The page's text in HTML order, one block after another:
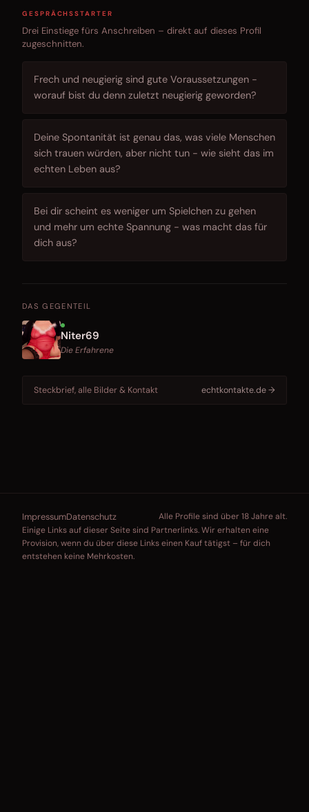
GESPRÄCHSSTARTER
Drei Einstiege fürs Anschreiben – direkt auf dieses Profil
zugeschnitten.
Frech und neugierig sind gute Voraussetzungen -
worauf bist du denn zuletzt neugierig geworden?
Deine Spontanität ist genau das, was viele Menschen
sich trauen würden, aber nicht tun - wie sieht das im
echten Leben aus?
Bei dir scheint es weniger um Spielchen zu gehen
und mehr um echte Spannung - was macht das für
dich aus?
DAS GEGENTEIL
Niter69
Die Erfahrene
Steckbrief, alle Bilder & Kontakt echtkontakte.de →
ImpressumDatenschutz
Alle Profile sind über 18 Jahre alt.
Einige Links auf dieser Seite sind Partnerlinks. Wir erhalten eine
Provision, wenn du über diese Links einen Kauf tätigst – für dich
entstehen keine Mehrkosten.